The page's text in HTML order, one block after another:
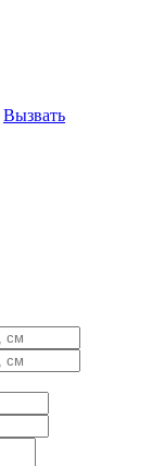
Вызвать